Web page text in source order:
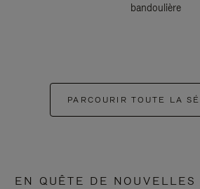
bandoulière
PARCOURIR TOUTE LA
EN QUÊTE DE